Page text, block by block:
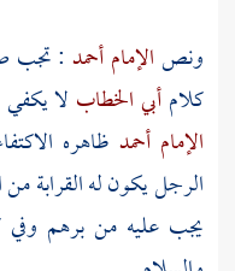
ونصالإمام أحمد : تجب
كلامأبي الخطاب لا
الإمام أحمد ظاهره
الرجل يكون له القرابة
يجب عليه من برهم وفي